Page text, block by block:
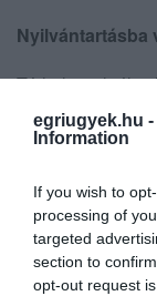
egriugyek.hu -
Information
If you wish to
processing of
targeted
section to
opt-out request
Nyilvántartásba
Ügyfélszolgálati
E-mail cím: Ez
védelem alatt
JavaScript
Telefonszám: